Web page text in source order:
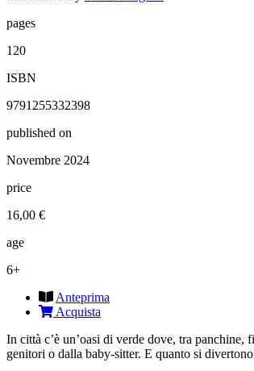
pages
120
ISBN
9791255332398
published on
Novembre 2024
price
16,00 €
age
6+
Anteprima
Acquista
In città c’è un’oasi di verde dove, tra
genitori o dalla baby-sitter. E quanto si